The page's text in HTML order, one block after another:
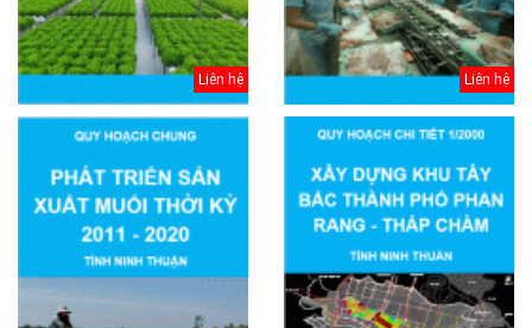
Liên hệ Liên hệ